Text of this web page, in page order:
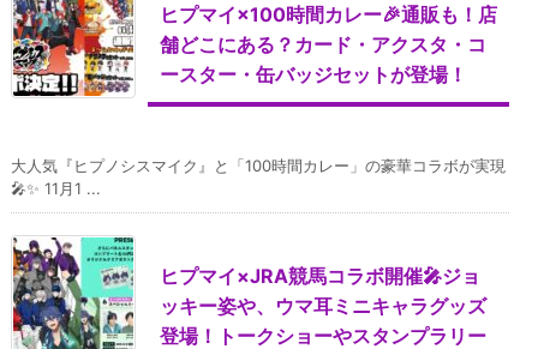
ヒプマイ×100時間カレー🎉通販も！店
舗どこにある？カード・アクスタ・コ
ースター・缶バッジセットが登場！
大人気『ヒプノシスマイク』と「100時間カレー」の豪華コラボが実現
🎤✨ 11月1 ...
ヒプマイ×JRA競馬コラボ開催🎤ジョ
ッキー姿や、ウマ耳ミニキャラグッズ
登場！トークショーやスタンプラリー